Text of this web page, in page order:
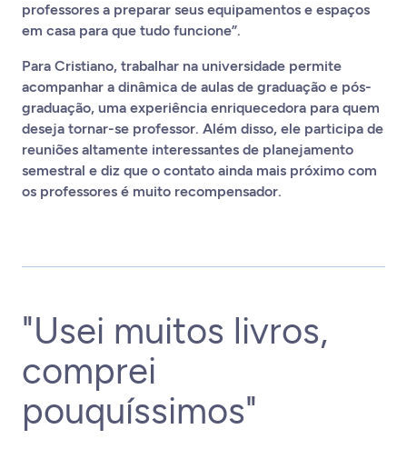
professores a preparar seus equipamentos e espaços
em casa para que tudo funcione”.
Para Cristiano, trabalhar na universidade permite
acompanhar a dinâmica de aulas de graduação e pós-
graduação, uma experiência enriquecedora para quem
deseja tornar-se professor. Além disso, ele participa de
reuniões altamente interessantes de planejamento
semestral e diz que o contato ainda mais próximo com
os professores é muito recompensador.
"Usei muitos livros,
comprei
pouquíssimos"